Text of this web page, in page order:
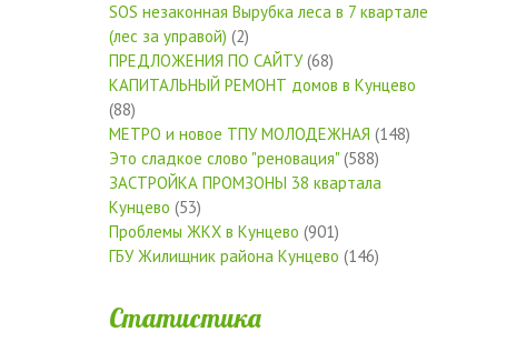
SOS незаконная Вырубка леса в 7 квартале
(лес за управой) (2)
ПРЕДЛОЖЕНИЯ ПО САЙТУ(68)
КАПИТАЛЬНЫЙ РЕМОНТ домов в Кунцево
(88)
МЕТРО и новое ТПУ МОЛОДЕЖНАЯ (148)
Это сладкое слово "реновация"(588)
ЗАСТРОЙКА ПРОМЗОНЫ 38 квартала
Кунцево (53)
Проблемы ЖКХ в Кунцево (901)
ГБУ Жилищник района Кунцево (146)
Статистика